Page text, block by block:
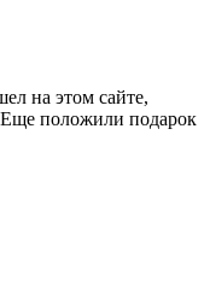
на этом сайте,
Еще положили подарок